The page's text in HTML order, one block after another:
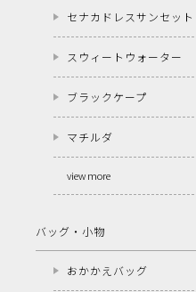
セナカドレスサンセット
スウィートウォーター
ブラックケープ
マチルダ
view more
バッグ・小物
おかかえバッグ